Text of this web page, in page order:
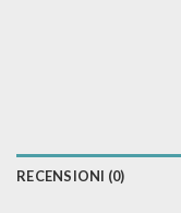
RECENSIONI (0)